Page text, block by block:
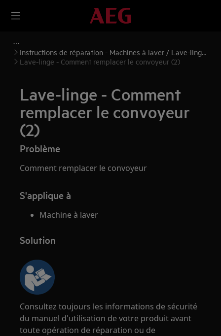
Instructions de réparation - Machines à laver / Lave-linge
séchants
Lave-linge - Comment remplacer le convoyeur (2)
Lave-linge - Comment
remplacer le convoyeur
(2)
Problème
Comment remplacer le convoyeur
S'applique à
Machine à laver
Solution
Consultez toujours les informations de sécurité
du manuel d'utilisation de votre produit avant
toute opération de réparation ou de